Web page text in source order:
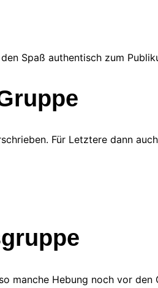
Spaß authentisch zum
Für Letztere dann
manche Hebung noch vor